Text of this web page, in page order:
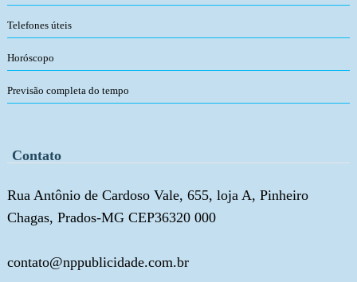
Telefones úteis
Horóscopo
Previsão completa do tempo
Contato
Rua Antônio de Cardoso Vale, 655, loja A, Pinheiro
Chagas, Prados-MG CEP36320 000
contato@nppublicidade.com.br